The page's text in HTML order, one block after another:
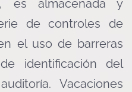
es almacenada y
de controles de
el uso de barreras
de identificación del
Vacaciones